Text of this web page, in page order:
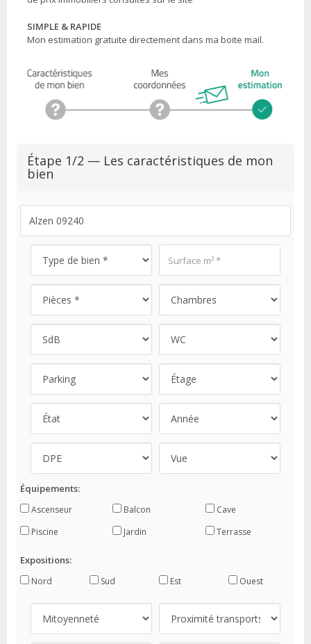
SIMPLE & RAPIDE
Mon estimation gratuite directement dans ma boite mail.
Étape 1/2 — Les caractéristiques de mon
bien
Équipements:
Ascenseur Balcon
Cave
Piscine
Jardin Terrasse
Expositions:
Nord Sud Est Ouest